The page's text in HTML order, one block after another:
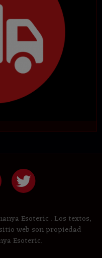
Esoteric . Los textos,
web son propiedad
Esoteric.